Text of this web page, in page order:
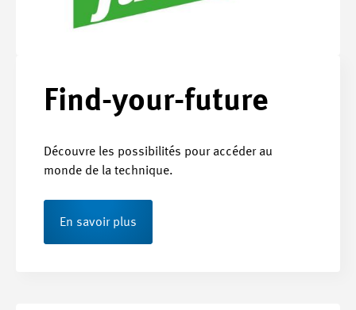
Find-your-future
Découvre les possibilités pour accéder au
monde de la technique.
En savoir plus